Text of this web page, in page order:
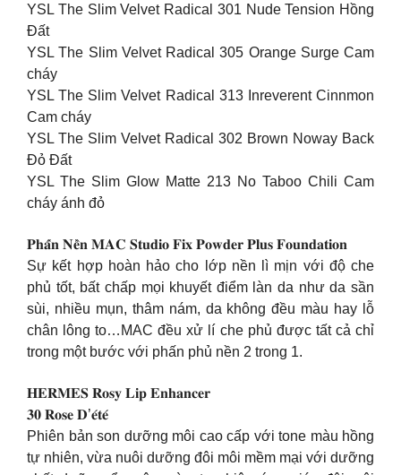
YSL The Slim Velvet Radical 301 Nude Tension Hồng
Đất
YSL The Slim Velvet Radical 305 Orange Surge Cam
cháy
YSL The Slim Velvet Radical 313 Inreverent Cinnmon
Cam cháy
YSL The Slim Velvet Radical 302 Brown Noway Back
Đỏ Đất
YSL The Slim Glow Matte 213 No Taboo Chili Cam
cháy ánh đỏ
𝐏𝐡𝐚̂́𝐧 𝐍𝐞̂̀𝐧 𝐌𝐀𝐂 𝐒𝐭𝐮𝐝𝐢𝐨 𝐅𝐢𝐱 𝐏𝐨𝐰𝐝𝐞𝐫 𝐏𝐥𝐮𝐬 𝐅𝐨𝐮𝐧𝐝𝐚𝐭𝐢𝐨𝐧
Sự kết hợp hoàn hảo cho lớp nền lì mịn với độ che
phủ tốt, bất chấp mọi khuyết điểm làn da như da sần
sùi, nhiều mụn, thâm nám, da không đều màu hay lỗ
chân lông to…MAC đều xử lí che phủ được tất cả chỉ
trong một bước với phấn phủ nền 2 trong 1.
𝐇𝐄𝐑𝐌𝐄𝐒 𝐑𝐨𝐬𝐲 𝐋𝐢𝐩 𝐄𝐧𝐡𝐚𝐧𝐜𝐞𝐫
𝟑𝟎 𝐑𝐨𝐬𝐞 𝐃’𝐞́𝐭𝐞́
Phiên bản son dưỡng môi cao cấp với tone màu hồng
tự nhiên, vừa nuôi dưỡng đôi môi mềm mại với dưỡng